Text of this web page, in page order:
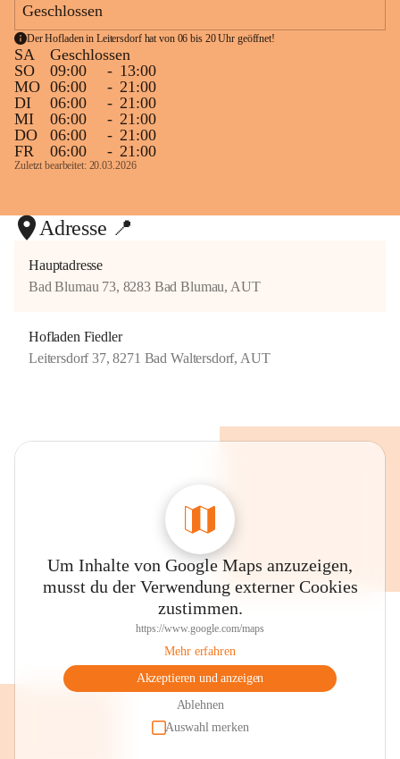
e
d
l
e
r
Kommt’s vorbei – wir freuen uns riesig auf euch! ❤️🌻
Eure Dorfschenke Heurigen Fiedler
Geschlossen
Der Hofladen in Leitersdorf hat von 06 bis 20 Uhr geöffnet!
SA
Geschlossen
SO
09:00 - 13:00
MO 06:00 - 21:00
DI
06:00 - 21:00
MI
06:00 - 21:00
DO
06:00 - 21:00
FR
06:00 - 21:00
Zuletzt bearbeitet: 20.03.2026
Adresse 📍
Hauptadresse
Bad Blumau 73, 8283 Bad Blumau, AUT
Hofladen Fiedler
Leitersdorf 37, 8271 Bad Waltersdorf, AUT
Um Inhalte von Google Maps anzuzeigen,
musst du der Verwendung externer Cookies
zustimmen.
https://www.google.com/maps
Mehr erfahren
Akzeptieren und anzeigen
Ablehnen
Auswahl merken